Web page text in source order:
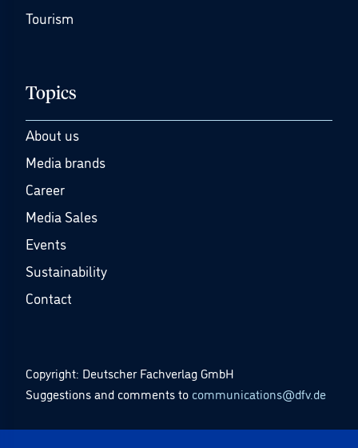
Tourism
Topics
About us
Media brands
Career
Media Sales
Events
Sustainability
Contact
Copyright: Deutscher Fachverlag GmbH
Suggestions and comments to communications@dfv.de